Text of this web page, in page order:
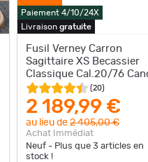
Paiement 4/10/24X
Livraison gratuite
Fusil Verney Carron
Sagittaire XS Becassier
Classique Cal.20/76
de 60Cm canon du bas
rayée
(20)
2 189,99 €
au lieu de2 405,00 €
Achat Immédiat
Neuf - Plus que 3articles en
stock !